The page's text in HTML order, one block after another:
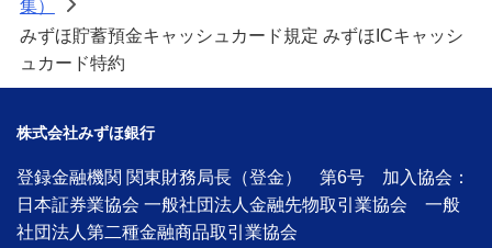
集）
>
みずほ貯蓄預金キャッシュカード規定 みずほICキャッシ
ュカード特約
株式会社みずほ銀行
登録金融機関 関東財務局長（登金） 第6号 加入協会：
日本証券業協会 一般社団法人金融先物取引業協会 一般
社団法人第二種金融商品取引業協会